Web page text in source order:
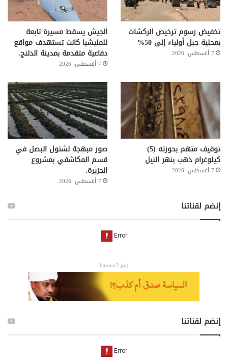
تخفيض رسوم ترخيص الركشات
بمحلية جبل أولياء إلى 50%
7 أغسطس، 2026
الجيش يسقط مسيرة تابعة
للمليشيا كانت تستهدف مواقع
دفاعية متقدمة بمدينة الدلنج.
7 أغسطس، 2026
توقيف متهم بحوزته (5)
كيلوغرام ذهب بنهر النيل
7 أغسطس، 2026
صور مبهجة لشتول البصل في
قسم المكاشفي بمشروع
الجزيرة.
7 أغسطس، 2026
إنضم لقناتنا
banner2.jpg
إنضم لقناتنا